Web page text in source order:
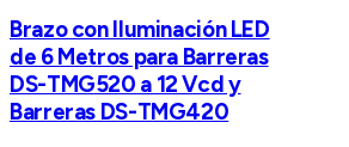
Brazo con Iluminación LED
de 6 Metros para Barreras
DS-TMG520 a 12 Vcd y
Barreras DS-TMG420